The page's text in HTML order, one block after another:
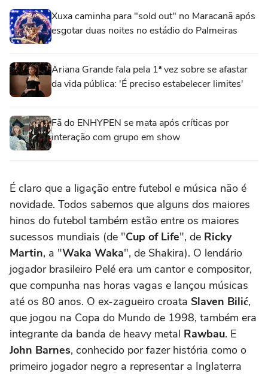
Xuxa caminha para "sold out" no Maracanã após
esgotar duas noites no estádio do Palmeiras
Ariana Grande fala pela 1ª vez sobre se afastar
da vida pública: 'É preciso estabelecer limites'
Fã do ENHYPEN se mata após críticas por
interação com grupo em show
É claro que a ligação entre futebol e música não é
novidade. Todos sabemos que alguns dos maiores
hinos do futebol também estão entre os maiores
sucessos mundiais (de "Cup of Life", de Ricky
Martin, a "Waka Waka", de Shakira). O lendário
jogador brasileiro Pelé era um cantor e compositor,
que compunha nas horas vagas e lançou músicas
até os 80 anos. O ex-zagueiro croata Slaven Bilić,
que jogou na Copa do Mundo de 1998, também era
integrante da banda de heavy metal Rawbau. E
John Barnes, conhecido por fazer história como o
primeiro jogador negro a representar a Inglaterra